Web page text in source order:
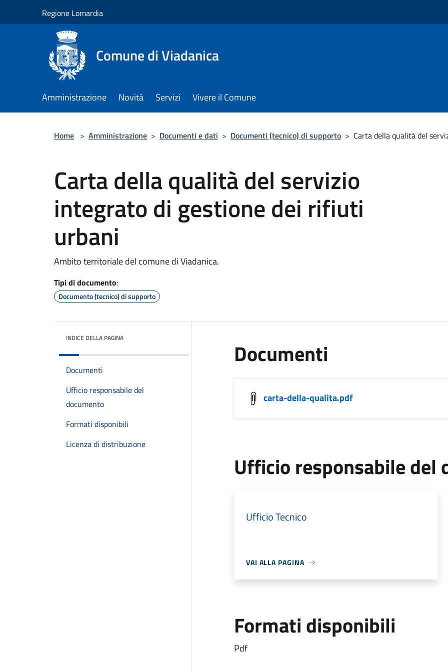
Regione Lomardia
Comune di Viadanica
Amministrazione Novità Servizi Vivere il Comune
Home > Amministrazione > Documenti e dati > Documenti (tecnico) di supporto > Carta della qualità del
Carta della qualità del servizio
integrato di gestione dei rifiuti
urbani
Ambito territoriale del comune di Viadanica.
Tipi di documento:
Documento (tecnico) di supporto
INDICE DELLA PAGINA
Documenti
Ufficio responsabile del
documento
Formati disponibili
Licenza di distribuzione
Documenti
carta-della-qualita.pdf
Ufficio responsabile del
Ufficio Tecnico
VAI ALLA PAGINA
Formati disponibili
Pdf